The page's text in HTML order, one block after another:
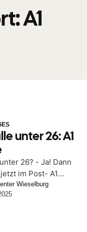
A1
unter 26: A1
26? - Ja! Dann
im Post- A1
City Center
…
Wieselburg